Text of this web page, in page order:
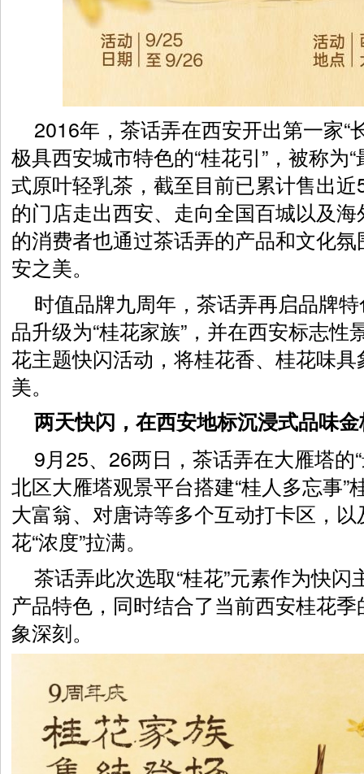
2016年，茶话弄在西安开出第一家“
极具西安城市特色的“桂花引”，被称为
式原叶轻乳茶，截至目前已累计售出
的门店走出西安、走向全国百城以及
的消费者也通过茶话弄的产品和文化
安之美。
时值品牌九周年，茶话弄再启品牌
品升级为“桂花家族”，并在西安标志
花主题快闪活动，将桂花香、桂花味
美。
两天快闪，在西安地标沉浸式品味
9月25、26两日，茶话弄在大雁塔
北区大雁塔观景平台搭建“桂人多忘事”
大富翁、对唐诗等多个互动打卡区，以
花“浓度”拉满。
茶话弄此次选取“桂花”元素作为快
产品特色，同时结合了当前西安桂花
象深刻。